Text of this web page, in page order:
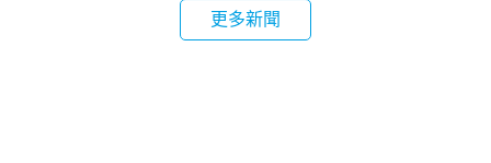
更多新聞